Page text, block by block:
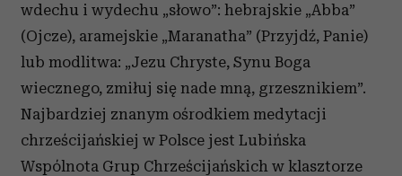
wdechu i wydechu „słowo”: hebrajskie „Abba”
(Ojcze), aramejskie „Maranatha” (Przyjdź, Panie)
lub modlitwa: „Jezu Chryste, Synu Boga
wiecznego, zmiłuj się nade mną, grzesznikiem”.
Najbardziej znanym ośrodkiem medytacji
chrześcijańskiej w Polsce jest Lubińska
Wspólnota Grup Chrześcijańskich w klasztorze